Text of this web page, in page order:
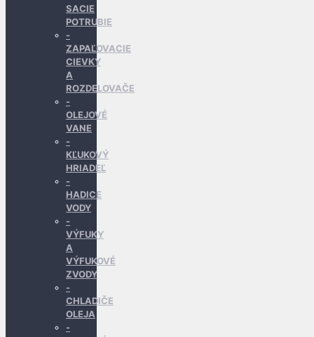
SACIE
POTRUBIE
ZAPAĽOVACIE
CIEVKY
A
ROZDELOVAČE
OLEJOVÉ
VANE
KĽUKOVÝ
HRIADEĽ
HADICE
VODY
VÝFUKY
A
VÝFUKOVÉ
ZVODY
CHLADIČE
OLEJA